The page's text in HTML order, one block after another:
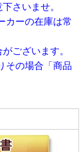
さいませ。
カーの在庫は常
ございます。
その場合「商品